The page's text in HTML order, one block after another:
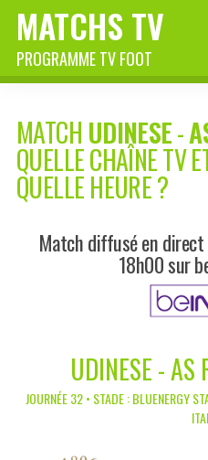
MATCHS TV
PROGRAMME TV FOOT
MATCH UDINESE-
QUELLE CHAÎNE TV
QUELLE HEURE ?
Match diffusé en
18h00 sur
UDINESE - AS
JOURNÉE 32 • STADE : BLUENERGY